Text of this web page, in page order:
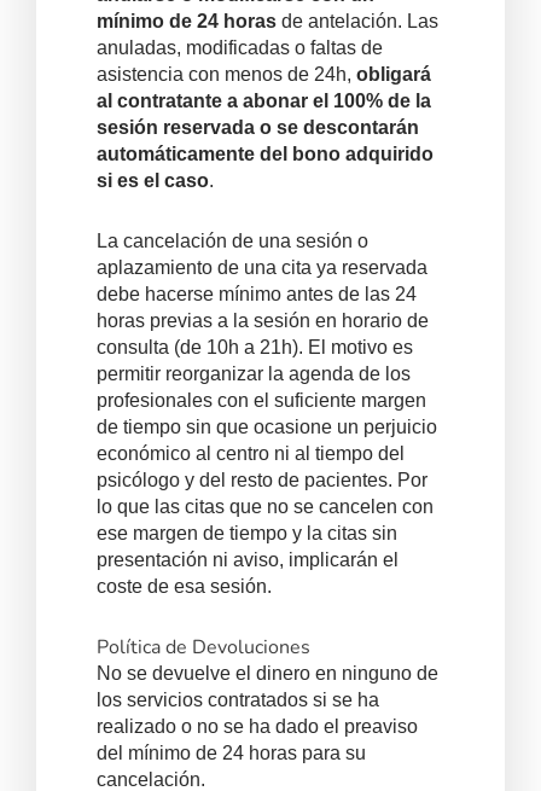
mínimo de 24 horas de antelación. Las
anuladas, modificadas o faltas de
asistencia con menos de 24h, obligará
al contratante a abonar el 100% de la
sesión reservada o se descontarán
automáticamente del bono adquirido
si es el caso.
La cancelación de una sesión o
aplazamiento de una cita ya reservada
debe hacerse mínimo antes de las 24
horas previas a la sesión en horario de
consulta (de 10h a 21h). El motivo es
permitir reorganizar la agenda de los
profesionales con el suficiente margen
de tiempo sin que ocasione un perjuicio
económico al centro ni al tiempo del
psicólogo y del resto de pacientes. Por
lo que las citas que no se cancelen con
ese margen de tiempo y la citas sin
presentación ni aviso, implicarán el
coste de esa sesión.
Política de Devoluciones
No se devuelve el dinero en ninguno de
los servicios contratados si se ha
realizado o no se ha dado el preaviso
del mínimo de 24 horas para su
cancelación.